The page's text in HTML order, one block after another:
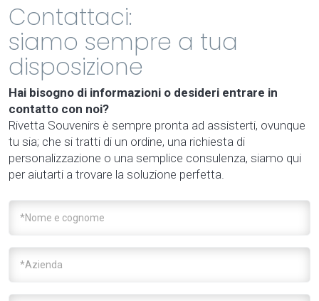
Contattaci:
siamo sempre a tua
disposizione
Hai bisogno di informazioni o desideri entrare in
contatto con noi?
Rivetta Souvenirs è sempre pronta ad assisterti, ovunque
tu sia; che si tratti di un ordine, una richiesta di
personalizzazione o una semplice consulenza, siamo qui
per aiutarti a trovare la soluzione perfetta.